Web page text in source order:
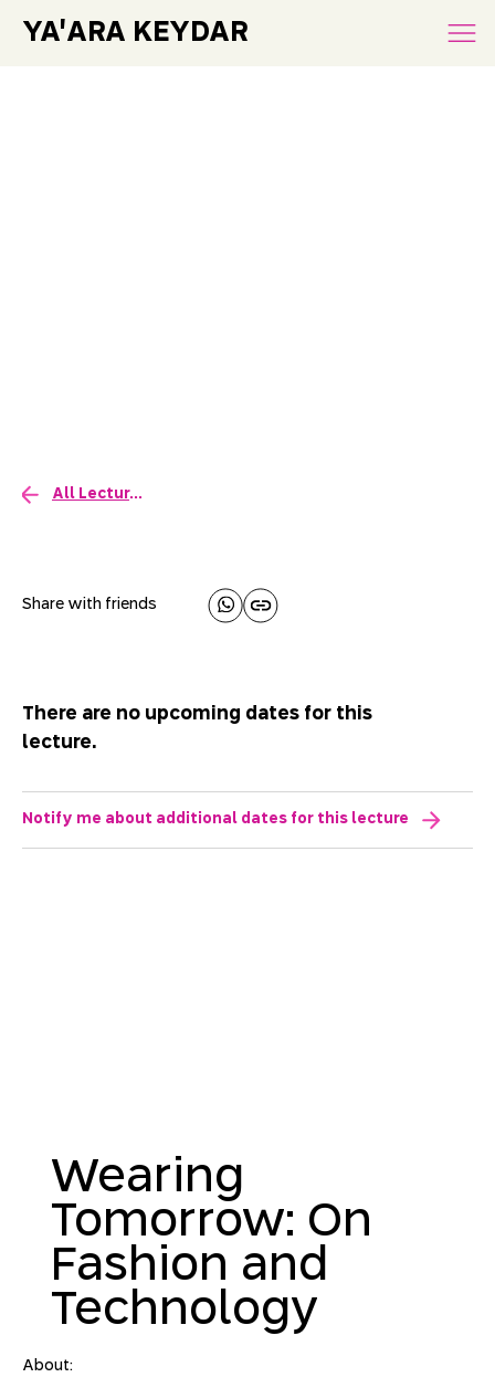
YA'ARA KEYDAR
All Lectures
Wearing
Tomorrow: On
Fashion and
Technology
About:
Share with friends
There are no upcoming dates for this
lecture.
Notify me about additional dates for this lecture